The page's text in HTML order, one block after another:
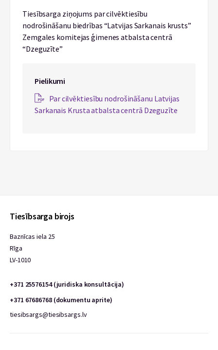
Tiesībsarga ziņojums par cilvēktiesību
nodrošināšanu biedrības “Latvijas Sarkanais krusts”
Zemgales komitejas ģimenes atbalsta centrā
“Dzeguzīte”
Pielikumi
Par cilvēktiesību nodrošināšanu Latvijas
Sarkanais Krusta atbalsta centrā Dzeguzīte
Tiesībsarga birojs
Baznīcas iela 25
Rīga
LV-1010
+371 25576154 (juridiska konsultācija)
+371 67686768 (dokumentu aprite)
tiesibsargs@tiesibsargs.lv